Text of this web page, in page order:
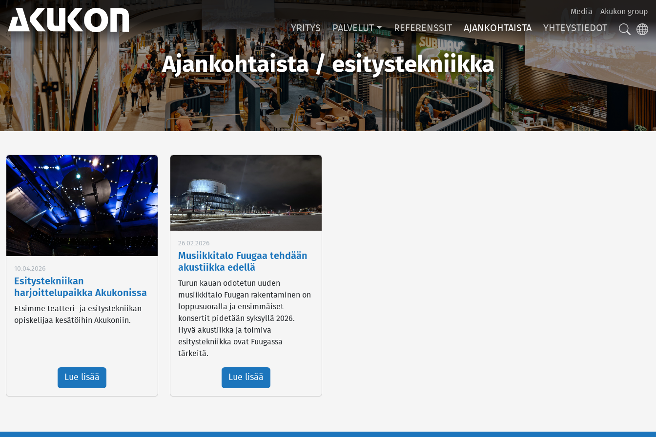
Akukon
YRITYS PALVELUT REFERENSSIT AJANKOHTAISTA
YHTEYSTIEDOT
HAKU
Media Akukon group
Ajankohtaista / esitystekniikka
10.04.2026
Esitystekniikan
harjoittelupaikka Akukonissa
Etsimme teatteri- ja esitystekniikan
opiskelijaa kesätöihin Akukoniin.
Lue lisää
26.02.2026
Musiikkitalo Fuugaa tehdään
akustiikka edellä
Turun kauan odotetun uuden
musiikkitalo Fuugan rakentaminen on
loppusuoralla ja ensimmäiset
konsertit pidetään syksyllä 2026.
Hyvä akustiikka ja toimiva
esitystekniikka ovat Fuugassa
tärkeitä.
Lue lisää